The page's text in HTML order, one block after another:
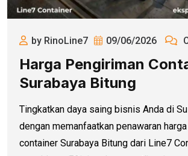
by RinoLine7 09/06/2026
Harga Pengiriman
Surabaya Bitung
Tingkatkan daya saing bisnis Anda di
dengan memanfaatkan penawaran
container Surabaya Bitung dari Line7